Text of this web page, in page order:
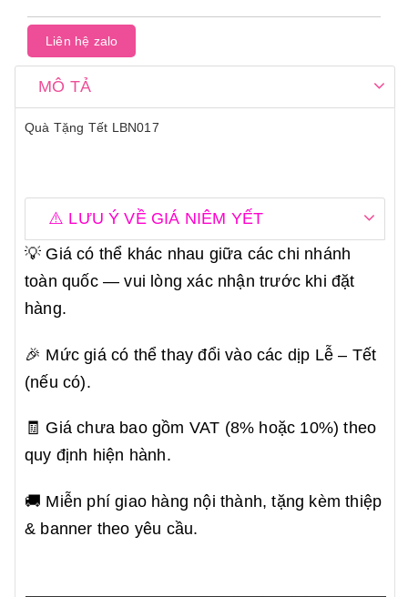
Liên hệ zalo
MÔ TẢ
Quà Tặng Tết LBN017
⚠️ LƯU Ý VỀ GIÁ NIÊM YẾT
💡 Giá có thể khác nhau giữa các chi nhánh
toàn quốc — vui lòng xác nhận trước khi đặt
hàng.
🎉 Mức giá có thể thay đổi vào các dịp Lễ – Tết
(nếu có).
🧾 Giá chưa bao gồm VAT (8% hoặc 10%) theo
quy định hiện hành.
🚚 Miễn phí giao hàng nội thành, tặng kèm thiệp
& banner theo yêu cầu.